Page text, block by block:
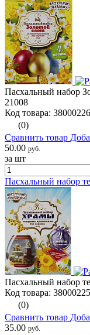
Пасхальный набор
21008
Код товара: 38000226
(0)
Сравнить товар
50.00 руб.
за шт
Пасхальный набор
Пасхальный набор
Код товара: 38000225
(0)
Сравнить товар
35.00 руб.